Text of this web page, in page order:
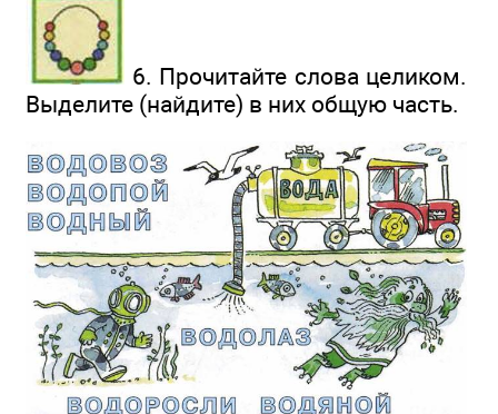
6. Прочитайте слова целиком.
Выделите (найдите) в них общую часть.